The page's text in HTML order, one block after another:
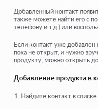
Добавленный контакт
также можете найти его с
телефону и т.д.) или
Если контакт уже добавлен
пока не открыт, и нужно
продукту, можно открыть
Добавление продукта в
Найдите контакт в списке